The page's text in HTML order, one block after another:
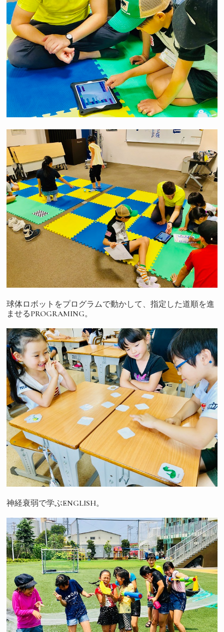
球体ロボットをプログラムで動かして、指定した道順を進
ませるPROGRAMING。
神経衰弱で学ぶENGLISH。